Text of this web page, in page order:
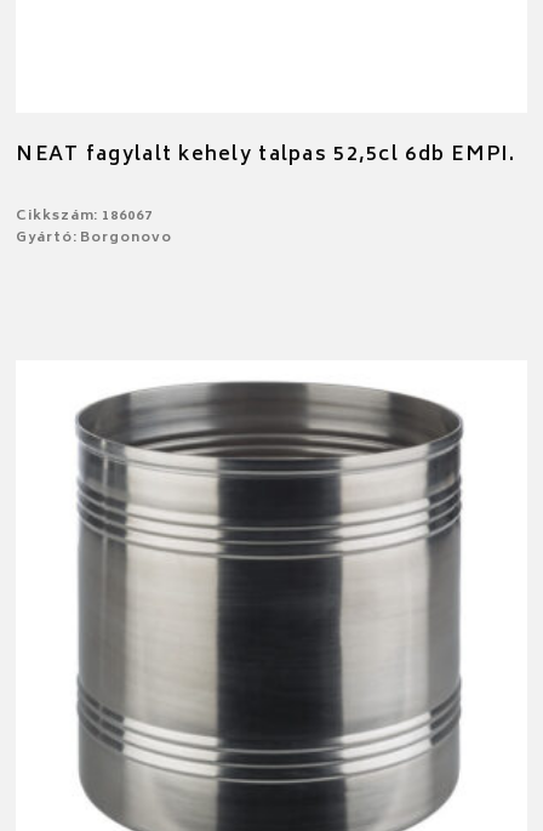
NEAT fagylalt kehely talpas 52,5cl 6db EMPI.
Cikkszám: 186067
Gyártó: Borgonovo